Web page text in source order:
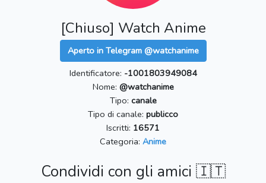
[Chiuso] Watch Anime
Aperto in Telegram @watchanime
Identificatore: -1001803949084
Nome: @watchanime
Tipo: canale
Tipo di canale: publicco
Iscritti: 16571
Categoria: Anime
Condividi con gli amici 🇮🇹